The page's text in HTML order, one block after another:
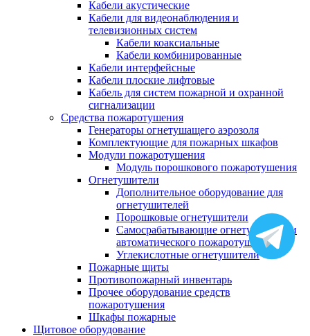
Кабели акустические
Кабели для видеонаблюдения и
телевизионных систем
Кабели коаксиальные
Кабели комбинированные
Кабели интерфейсные
Кабели плоские лифтовые
Кабель для систем пожарной и охранной
сигнализации
Средства пожаротушения
Генераторы огнетушащего аэрозоля
Комплектующие для пожарных шкафов
Модули пожаротушения
Модуль порошкового пожаротушения
Огнетушители
Дополнительное оборудование для
огнетушителей
Порошковые огнетушители
Самосрабатывающие огнетушители и
автоматического пожаротушения
Углекислотные огнетушители
Пожарные щиты
Противопожарный инвентарь
Прочее оборудование средств
пожаротушения
Шкафы пожарные
Щитовое оборудование